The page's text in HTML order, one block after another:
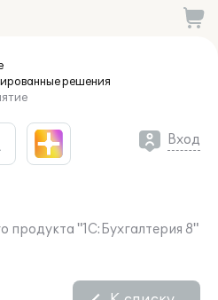
решения
Вход
продукта "1С:Бухгалтерия 8"